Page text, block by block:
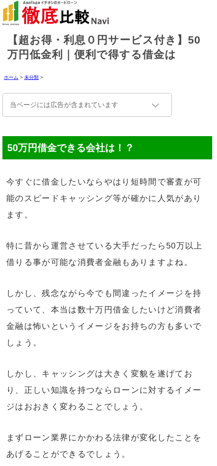
【超お得・利息０円サービス付き】50
万円低金利｜便利で得する借金は
ホーム > 未分類 >
当ページには広告が含まれています
50万円借金できる会社は！？
今すぐに借金したいならやはり短時間で審査が可
能のスピードキャッシング等が確かに人気があり
ます。
特に昔から運営させている大手だったら50万以上
借りる事が可能な消費者金融もありますよね。
しかし、残念ながら今でも間違ったイメージを持
っていて、本当は数十万円借金したいけど消費者
金融は怖いというイメージをお持ちの方も多いで
しょう。
しかし、キャッシングは大きく変貌を遂げてお
り、正しい知識を持つならローンに対するイメー
ジはおおきく変わることでしょう。
まずローン業界にかかわる法律が変化したことを
あげることができるでしょう。